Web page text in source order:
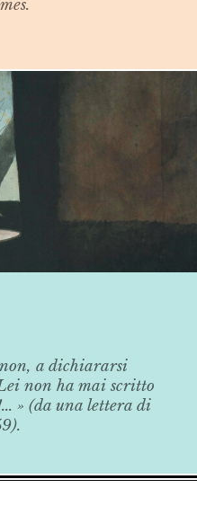
a dichiararsi
non ha mai scritto
» (da una lettera di